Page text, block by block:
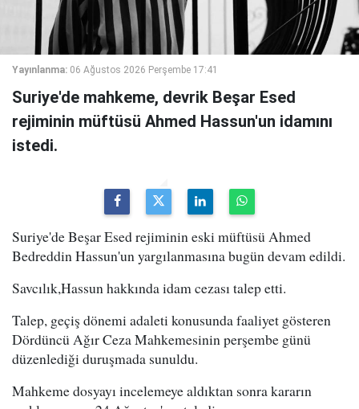
Yayınlanma: 06 Ağustos 2026 Perşembe 17:41
Suriye'de mahkeme, devrik Beşar Esed
rejiminin müftüsü Ahmed Hassun'un idamını
istedi.
Suriye'de Beşar Esed rejiminin eski müftüsü Ahmed
Bedreddin Hassun'un yargılanmasına bugün devam edildi.
Savcılık,Hassun hakkında idam cezası talep etti.
Talep, geçiş dönemi adaleti konusunda faaliyet gösteren
Dördüncü Ağır Ceza Mahkemesinin perşembe günü
düzenlediği duruşmada sunuldu.
Mahkeme dosyayı incelemeye aldıktan sonra kararın